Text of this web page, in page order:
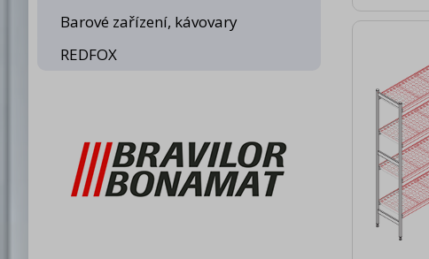
Barové zařízení, kávovary
REDFOX